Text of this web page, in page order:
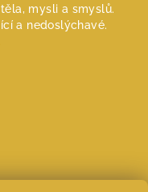
těla, mysli a smyslů.
a nedoslýchavé.